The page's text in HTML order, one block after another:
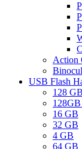
Action
USB Flash
128 GB
16 GB
32 GB
4 GB
64 GB